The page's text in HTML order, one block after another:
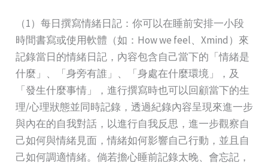
（1）每日撰寫情緒日記：你可以在睡前安排一小段
時間書寫或使用軟體（如：How we feel、Xmind）來
記錄當日的情緒日記，內容包含自己當下的「情緒是
什麼」、「身旁有誰」、「身處在什麼環境」，及
「發生什麼事情」，進行撰寫時也可以回顧當下的生
理/心理狀態並同時記錄，透過紀錄內容呈現來進一步
與內在的自我對話，以進行自我反思，進一步觀察自
己如何與情緒見面，情緒如何影響自己行動，並且自
己如何調適情緒。倘若擔心睡前記錄太晚、會忘記，